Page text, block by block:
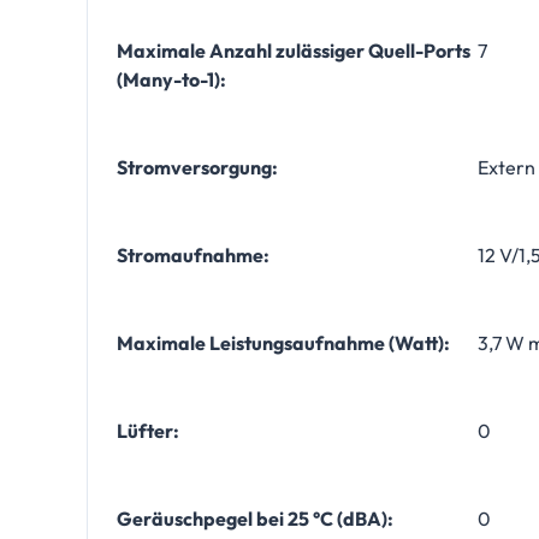
Maximale Anzahl zulässiger Quell-Ports
(Many-to-1):
7
Stromversorgung: Extern
Stromaufnahme: 12 V/
Maximale Leistungsaufnahme (Watt): 3,7 W
Lüfter: 0
Geräuschpegel bei 25 °C (dBA): 0